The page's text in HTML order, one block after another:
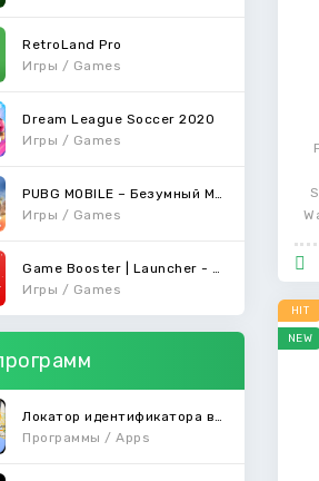
RetroLand Pro
Игры / Games
Dream League Soccer 2020
Игры / Games
Игры / Games
Игры / Games
Программы / Apps
HIT
NEW